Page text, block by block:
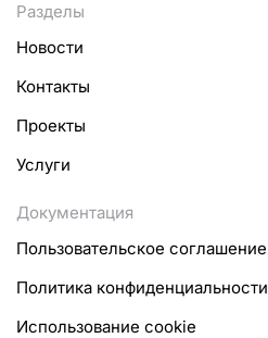
Разделы
Новости
Контакты
Проекты
Услуги
Документация
Пользовательское соглашение
Политика конфиденциальности
Использование cookie